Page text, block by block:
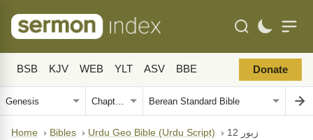
BSB KJV WEB YLT ASV BBE Donate
Home › Bibles › Urdu Geo Bible (Urdu Script) › زبور 12